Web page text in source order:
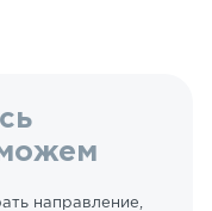
направление,